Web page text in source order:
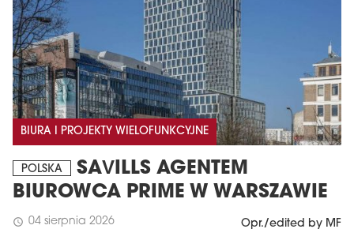
BIURA I PROJEKTY WIELOFUNKCYJNE
POLSKA
SAVILLS AGENTEM
BIUROWCA PRIME W WARSZAWIE
schedule 04 sierpnia 2026 Opr./edited by MF